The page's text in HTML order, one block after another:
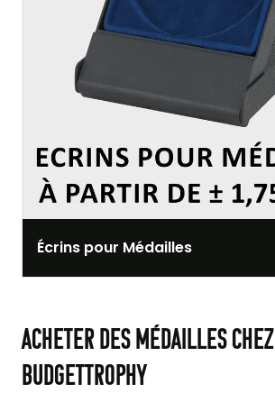
Écrins pour Médailles
Acheter des médailles chez
BudgetTrophy